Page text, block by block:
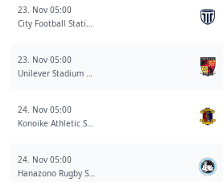
23. Nov 05:00
City Football Station
23. Nov 05:00
Unilever Stadium Shintomi
24. Nov 05:00
Konoike Athletic Stadium
24. Nov 05:00
Hanazono Rugby Stadium